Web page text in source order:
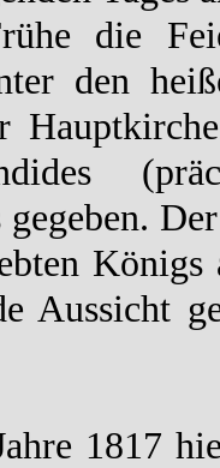
die
den
gegeben.
Aussicht
1817